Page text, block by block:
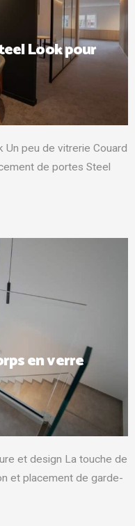
Look pour
peu de vitrerie Couard
de portes Steel
en verre
et design La touche de
et placement de garde-